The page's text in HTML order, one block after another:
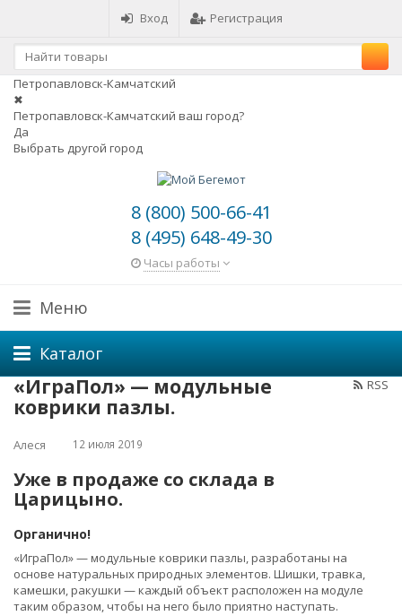
Вход Регистрация
Петропавловск-Камчатский
✖
Петропавловск-Камчатский ваш город?
Да
Выбрать другой город
8 (800) 500-66-41
8 (495) 648-49-30
Часы работы
Меню
Каталог
RSS
«ИграПол» — модульные
коврики пазлы.
Алеся 12 июля 2019
Уже в продаже со склада в
Царицыно.
Органично!
«ИграПол» — модульные коврики пазлы, разработаны на
основе натуральных природных элементов. Шишки, травка,
камешки, ракушки — каждый объект расположен на модуле
таким образом, чтобы на него было приятно наступать.